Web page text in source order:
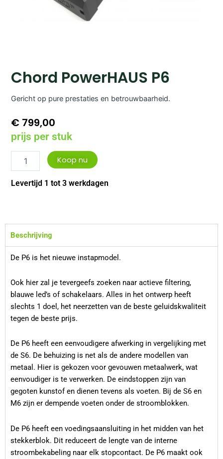
Chord PowerHAUS P6
Gericht op pure prestaties en betrouwbaarheid.
€ 799,00
prijs per stuk
PowerHAUS
aantal
Koop nu
Levertijd 1 tot 3 werkdagen
Beschrijving
De P6 is het nieuwe instapmodel.
Ook hier zal je tevergeefs zoeken naar actieve filtering,
blauwe led’s of schakelaars. Alles in het ontwerp heeft
slechts 1 doel, het neerzetten van de beste geluidskwaliteit
tegen de beste prijs.
De P6 heeft een eenvoudigere afwerking in vergelijking met
de S6. De behuizing is net als de andere modellen van
metaal. Hier is gekozen voor gevouwen metaalwerk, wat
eenvoudiger is te verwerken. De eindstoppen zijn van
gegoten kunstof en dienen tevens als voeten. Bij de S6 en
M6 zijn er dempende voeten onder de stroomblokken.
De P6 heeft een voedingsaansluiting in het midden van het
stekkerblok. Dit reduceert de lengte van de interne
stroombekabeling naar elk stopcontact. De P6 maakt ook